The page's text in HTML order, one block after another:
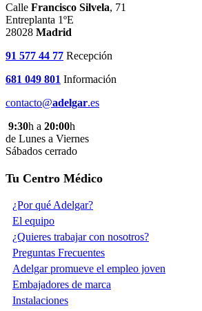
Calle Francisco Silvela, 71
Entreplanta 1ºE
28028 Madrid
91 577 44 77 Recepción
681 049 801 Información
contacto@adelgar.es
9:30h a 20:00h
de Lunes a Viernes
Sábados cerrado
Tu Centro Médico
¿Por qué Adelgar?
El equipo
¿Quieres trabajar con nosotros?
Preguntas Frecuentes
Adelgar promueve el empleo joven
Embajadores de marca
Instalaciones